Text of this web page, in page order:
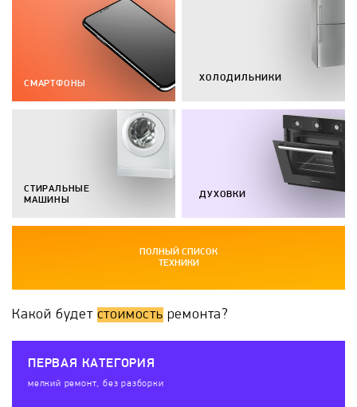
СМАРТФОНЫ
СТИРАЛЬНЫЕ
МАШИНЫ
ХОЛОДИЛЬНИКИ
ДУХОВКИ
ПОЛНЫЙ СПИСОК
ТЕХНИКИ
Какой будет стоимость ремонта?
ПЕРВАЯ КАТЕГОРИЯ
мелкий ремонт, без разборки